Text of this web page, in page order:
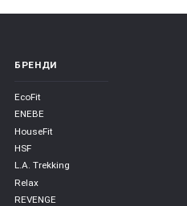
БРЕНДИ
EcoFit
ENEBE
HouseFit
HSF
L.A. Trekking
Relax
REVENGE